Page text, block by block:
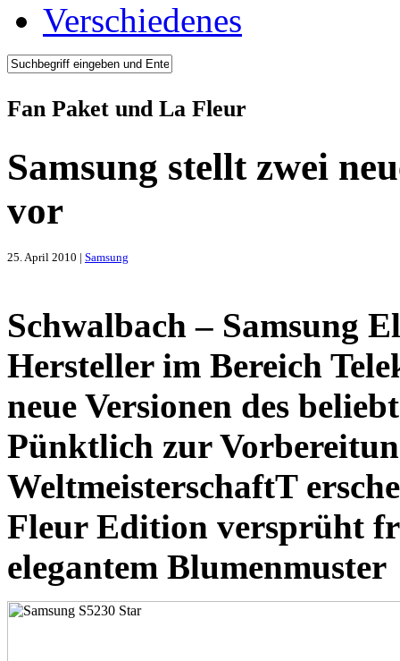
Verschiedenes
Fan Paket und La Fleur
Samsung stellt zwei
vor
25. April 2010 | Samsung
Schwalbach – Samsung
Hersteller im Bereich
neue Versionen des
Pünktlich zur
WeltmeisterschaftT
Fleur Edition versprüht
elegantem Blumenmuster